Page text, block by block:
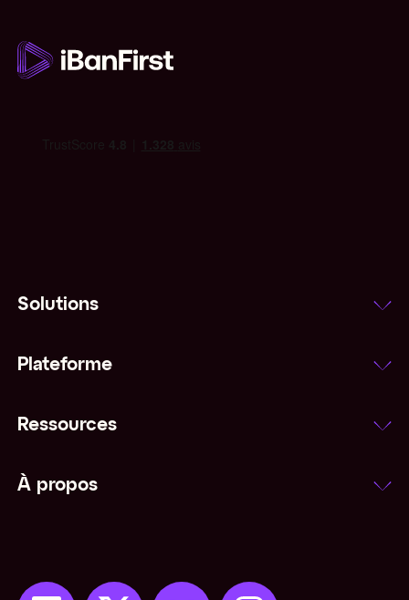
Solutions
Plateforme
Ressources
À propos